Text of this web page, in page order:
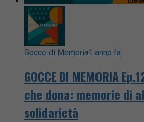
Gocce di Memoria1 anno fa
GOCCE DI MEMORIA
che dona: memorie di
solidarietà